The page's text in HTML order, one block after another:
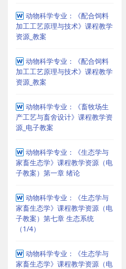
动物科学专业：《配合饲料
加工工艺原理与技术》课程教学
资源_教案
动物科学专业：《配合饲料
加工工艺原理与技术》课程教学
资源_教案
动物科学专业：《畜牧场生
产工艺与畜舍设计》课程教学资
源_电子教案
动物科学专业：《生态学与
家畜生态学》课程教学资源（电
子教案）第一章 绪论
动物科学专业：《生态学与
家畜生态学》课程教学资源（电
子教案）第七章 生态系统
（1/4）
动物科学专业：《生态学与
家畜生态学》课程教学资源（电